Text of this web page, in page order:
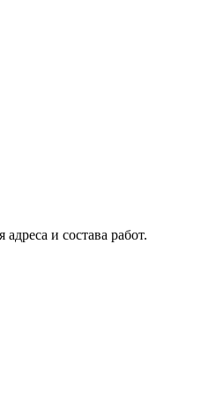
и состава работ.